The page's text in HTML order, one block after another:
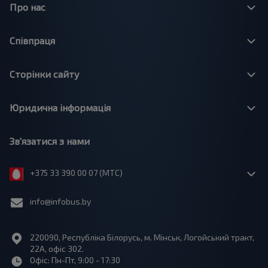
Про нас
Співпраця
Сторінки сайту
Юридична інформація
Зв'язатися з нами
+375 33 390 00 07 (МТС)
info@infobus.by
220090, Республіка Білорусь, м. Мінськ, Логойський тракт,
22А, офіс 302.
Офіс: Пн-Пт, 9:00 - 17:30